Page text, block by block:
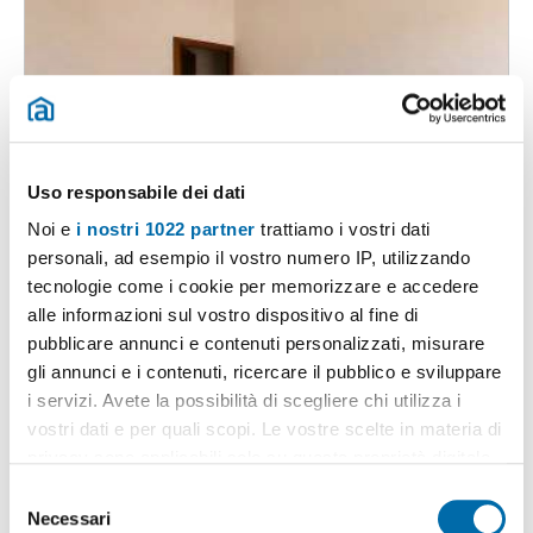
Uso responsabile dei dati
Noi e i nostri 1022 partner trattiamo i vostri dati
personali, ad esempio il vostro numero IP, utilizzando
tecnologie come i cookie per memorizzare e accedere
alle informazioni sul vostro dispositivo al fine di
pubblicare annunci e contenuti personalizzati, misurare
gli annunci e i contenuti, ricercare il pubblico e sviluppare
i servizi. Avete la possibilità di scegliere chi utilizza i
vostri dati e per quali scopi. Le vostre scelte in materia di
modificare o revocare il proprio consenso in qualsiasi
Necessari
550€
110m2 3 Loc 1 Bagno
Via Aversa, Casilina, Prenestina, Centocelle, Alessandrino, Tor de'
Schiavi, Roma
Contatta
Máx. 10km